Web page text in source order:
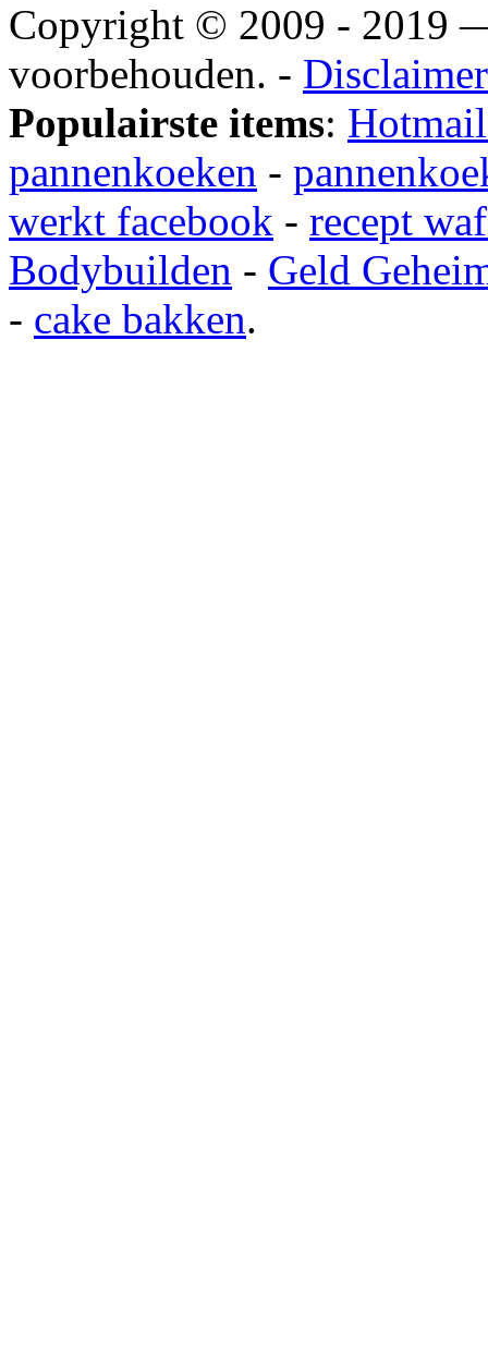
Copyright © 2009 - 2019
voorbehouden. - Disclaimer
Populairste items:
pannenkoeken -
werkt facebook - recept
Bodybuilden - Geld
- cake bakken.